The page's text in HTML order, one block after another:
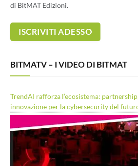
di BitMAT Edizioni.
BITMATV – I VIDEO DI BITMAT
TrendAI rafforza l’ecosistema:
innovazione per la cybersecurity del